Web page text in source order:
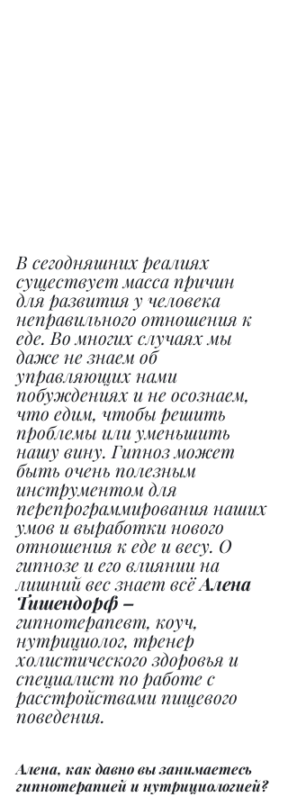
В сегодняшних реалиях
существует масса причин
для развития у человека
неправильного отношения к
еде. Во многих случаях мы
даже не знаем об
управляющих нами
побуждениях и не осознаем,
что едим, чтобы решить
проблемы или уменьшить
нашу вину. Гипноз может
быть очень полезным
инструментом для
перепрограммирования наших
умов и выработки нового
отношения к еде и весу. О
гипнозе и его влиянии на
лишний вес знает всё Алена
Тишендорф –
гипнотерапевт, коуч,
нутрициолог, тренер
холистического здоровья и
специалист по работе с
расстройствами пищевого
поведения.
Алена, как давно вы занимаетесь
гипнотерапией и нутрициологией?